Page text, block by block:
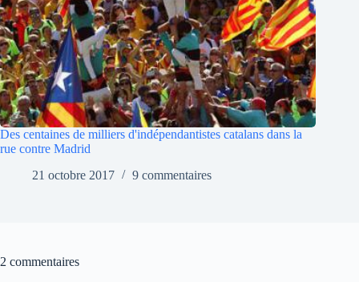
Des centaines de milliers d'indépendantistes catalans dans la
rue contre Madrid
21 octobre 2017
9 commentaires
2 commentaires